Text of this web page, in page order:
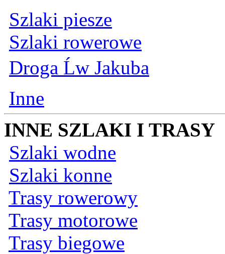
Szlaki piesze
Szlaki rowerowe
Droga Ĺw Jakuba
Inne
INNE SZLAKI I TRASY
Szlaki wodne
Szlaki konne
Trasy rowerowy
Trasy motorowe
Trasy biegowe